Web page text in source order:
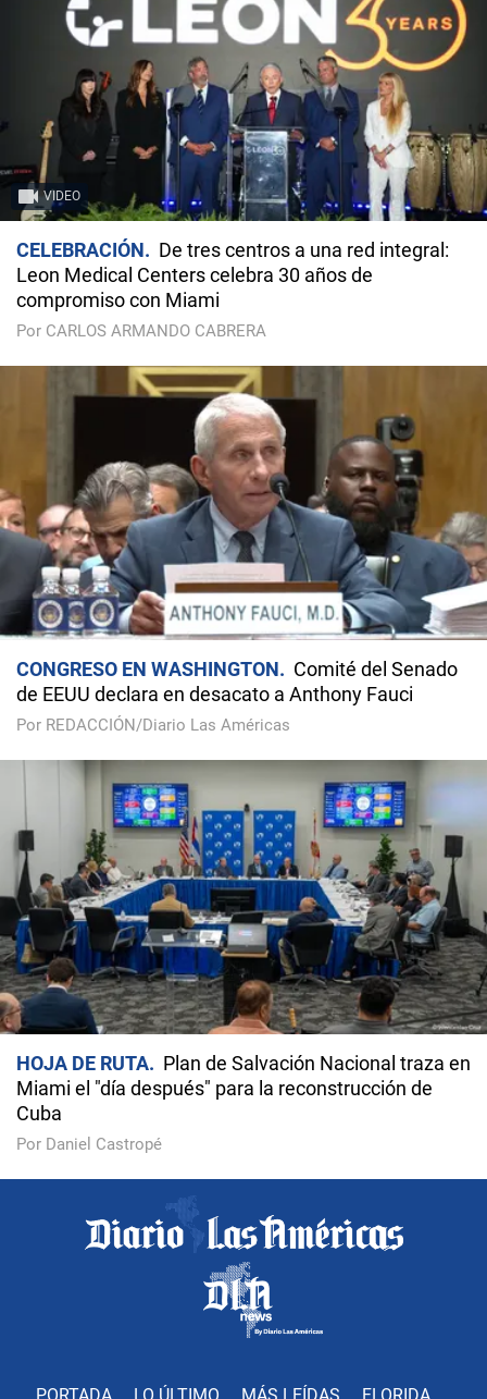
VIDEO
CELEBRACIÓN
De tres centros a una red integral:
Leon Medical Centers celebra 30 años de
compromiso con Miami
Por CARLOS ARMANDO CABRERA
CONGRESO EN WASHINGTON
Comité del Senado
de EEUU declara en desacato a Anthony Fauci
Por REDACCIÓN/Diario Las Américas
HOJA DE RUTA
Plan de Salvación Nacional traza en
Miami el "día después" para la reconstrucción de
Cuba
Por Daniel Castropé